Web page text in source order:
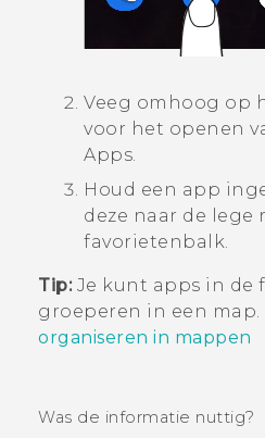
Veeg omhoog op
voor het openen
Apps.
Houd een app
deze naar de lege
favorietenbalk.
Tip:Je kunt apps in de
groeperen in een map.
organiseren in mappen
Was de informatie nuttig?